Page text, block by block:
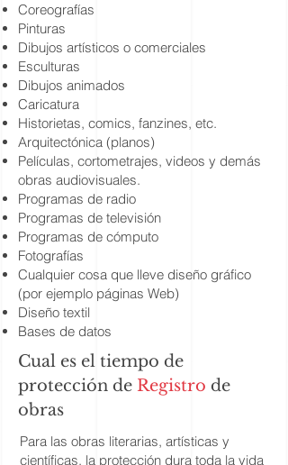
Coreografías
Pinturas
Dibujos artísticos o comerciales
Esculturas
Dibujos animados
Caricatura
Historietas, comics, fanzines, etc.
Arquitectónica (planos)
Películas, cortometrajes, videos y demás
obras audiovisuales.
Programas de radio
Programas de televisión
Programas de cómputo
Fotografías
Cualquier cosa que lleve diseño gráfico
(por ejemplo páginas Web)
Diseño textil
Bases de datos
Cual es el tiempo de
protección de Registro de
obras
Para las obras literarias, artísticas y
científicas, la protección dura toda la vida